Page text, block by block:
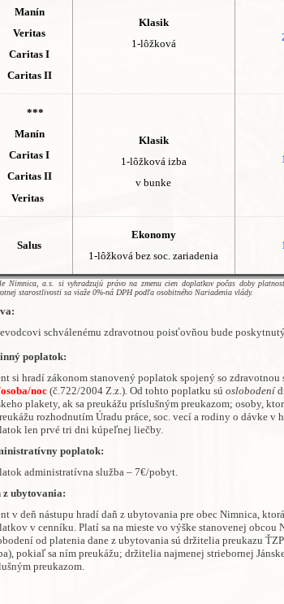
Manín
Veritas
Caritas I
Caritas II
Klasik
1-lôžková
***
Manín
Caritas I
Caritas II
Veritas
Klasik
1-lôžková izba
v bunke
Salus
Ekonomy
1-lôžková bez soc. zariadenia
Nimnica, a.s. si vyhradzujú právo na zmenu cien doplatkov počas doby
starostlivosti sa viaže 0%-ná DPH podľa osobitného Nariadenia vlády.
schválenému zdravotnou poisťovňou bude
poplatok:
si hradí zákonom stanovený poplatok spojený so
noc (č.722/2004 Z.z.). Od tohto poplatku sú oslobodení
plakety, ak sa preukážu príslušným preukazom; osoby,
rozhodnutím Úradu práce, soc. vecí a rodiny o dávke
len prvé tri dni kúpeľnej liečby.
poplatok:
administratívna služba – 7€/pobyt.
z ubytovania:
v deň nástupu hradí daň z ubytovania pre obec Nimnica,
v cenníku. Platí sa na mieste vo výške stanovenej obcou
od platenia dane z ubytovania sú držitelia preukazu
pokiaľ sa ním preukážu; držitelia najmenej striebornej
preukazom.